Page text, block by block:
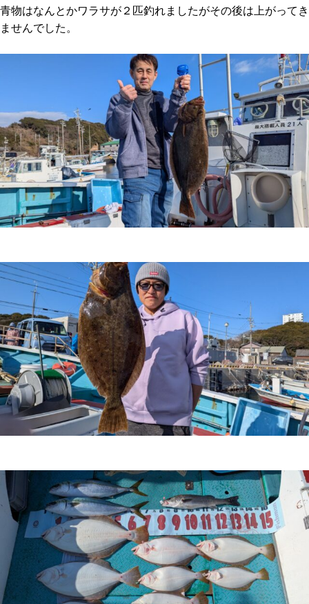
青物はなんとかワラサが２匹釣れましたがその後は上がってき
ませんでした。